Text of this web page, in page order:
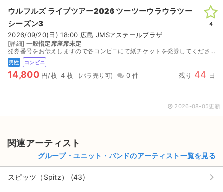
ウルフルズ ライブツアー2026 ツーツーウラウラツー
シーズン3
2026/09/20(日) 18:00 広島 JMSアステールプラザ
[詳細] 一般指定席座席未定
発券番号をお伝えしますので各コンビニにて紙チケットを発券してください。お座席は紙チケットを発券してみないと分かりませんのでご検討宜しくお願い致します。
男性 コンビニ
14,800 円/枚 4 枚 0 件 残り 44 日
4
2026-08-05更新
関連アーティスト
グループ・ユニット・バンドのアーティスト一覧を見る
スピッツ（Spitz） (43) keyboard_arrow_right